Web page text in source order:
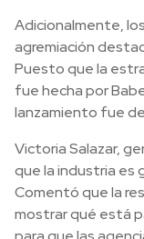
Adicionalmente,
agremiación
Puesto que la
fue hecha por
lanzamiento fue
Victoria Salazar,
que la industria es
Comentó que la
mostrar qué está